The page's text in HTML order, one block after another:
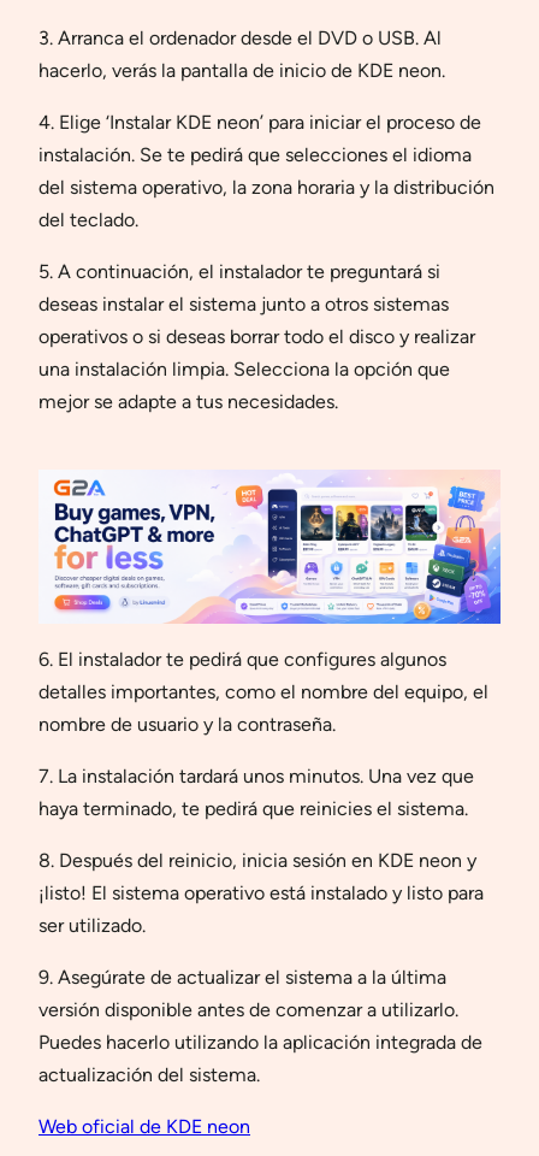
3. Arranca el ordenador desde el DVD o USB. Al
hacerlo, verás la pantalla de inicio de KDE neon.
4. Elige ‘Instalar KDE neon’ para iniciar el proceso de
instalación. Se te pedirá que selecciones el idioma
del sistema operativo, la zona horaria y la distribución
del teclado.
5. A continuación, el instalador te preguntará si
deseas instalar el sistema junto a otros sistemas
operativos o si deseas borrar todo el disco y realizar
una instalación limpia. Selecciona la opción que
mejor se adapte a tus necesidades.
6. El instalador te pedirá que configures algunos
detalles importantes, como el nombre del equipo, el
nombre de usuario y la contraseña.
7. La instalación tardará unos minutos. Una vez que
haya terminado, te pedirá que reinicies el sistema.
8. Después del reinicio, inicia sesión en KDE neon y
¡listo! El sistema operativo está instalado y listo para
ser utilizado.
9. Asegúrate de actualizar el sistema a la última
versión disponible antes de comenzar a utilizarlo.
Puedes hacerlo utilizando la aplicación integrada de
actualización del sistema.
Web oficial de KDE neon